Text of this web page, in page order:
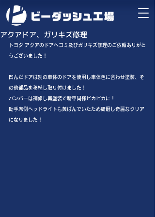
アクアドア、ガリキズ修理
トヨタ アクアのドアヘコミ及びガリキズ修理のご依頼ありがと
うございました！
凹んだドアは別の車体のドアを使用し車体色に合わせ塗装、そ
の他部品を移植し取り付けました！
バンパーは補修し再塗装で新車同様ピカピカに！
助手席側ヘッドライトも黄ばんでいたため研磨し奇麗なクリア
になりました！